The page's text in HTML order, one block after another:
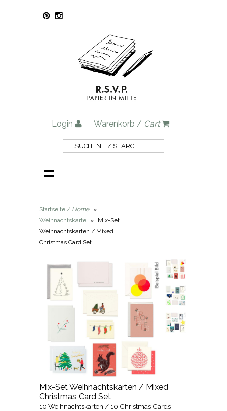
Login Warenkorb / Cart
Startseite / Home
»
Weihnachtskarte
»
Mix-Set
Weihnachtskarten / Mixed
Christmas Card Set
Mix-Set Weihnachtskarten / Mixed
Christmas Card Set
10 Weihnachtskarten / 10 Christmas Cards